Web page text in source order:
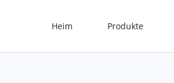
Heim Produkte